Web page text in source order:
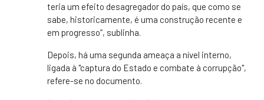
teria um efeito desagregador do país, que como se
sabe, historicamente, é uma construção recente e
em progresso”, sublinha.
Depois, há uma segunda ameaça a nível interno,
ligada à "captura do Estado e combate à corrupção",
refere-se no documento.